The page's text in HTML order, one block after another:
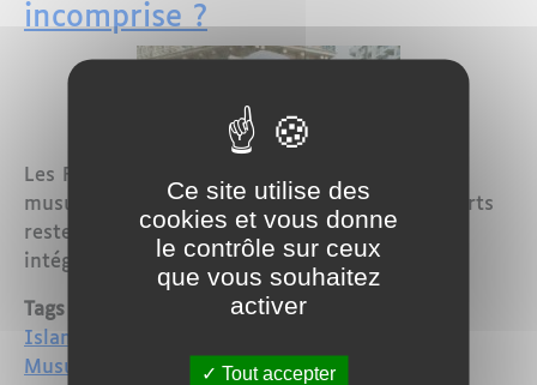
incomprise ?
Les Français sont plus tolérants envers les
musulmans en 2017 qu'en 2016, mais des efforts
restent à accomplir pour leur meilleure
intégration.
Tags
Islam
Musulmans
Ce site utilise des
cookies et vous donne
le contrôle sur ceux
que vous souhaitez
activer
Tout accepter